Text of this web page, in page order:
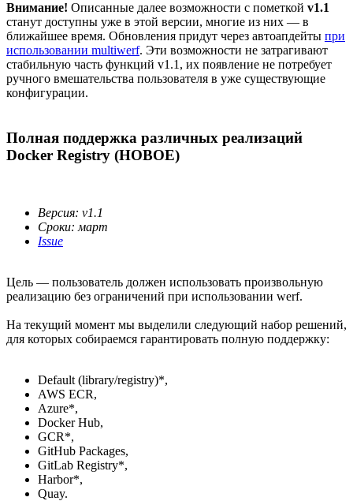
Внимание! Описанные далее возможности с пометкой v1.1
станут доступны уже в этой версии, многие из них — в
ближайшее время. Обновления придут через автоапдейты при
использовании multiwerf. Эти возможности не затрагивают
стабильную часть функций v1.1, их появление не потребует
ручного вмешательства пользователя в уже существующие
конфигурации.
Полная поддержка различных реализаций
Docker Registry (НОВОЕ)
Версия: v1.1
Сроки: март
Issue
Цель — пользователь должен использовать произвольную
реализацию без ограничений при использовании werf.
На текущий момент мы выделили следующий набор решений,
для которых собираемся гарантировать полную поддержку:
Default (library/registry)*,
AWS ECR,
Azure*,
Docker Hub,
GCR*,
GitHub Packages,
GitLab Registry*,
Harbor*,
Quay.